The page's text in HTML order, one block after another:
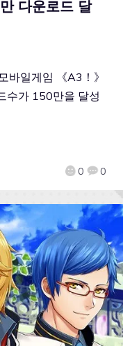
다운로드 달
0 0
바일게임 《A3！》
수가 150만을 달성